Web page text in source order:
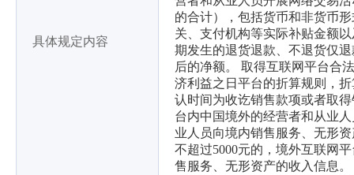
具体规定内容
的合计），包括货币和非货币
关、支付机构等实际补贴金额
期发生的退货退款、不退货仅
后的净额。 取得互联网平台合
济利益之日平台的折算规则，
认时间为收讫销售款项或者取
台内中国境外的经营者和从业
业人员向境内销售服务、无形
不超过5000元的，境外互联网
售服务、无形资产的收入信息